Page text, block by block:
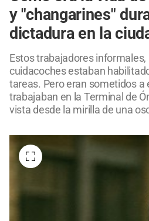
y "changarines"
dictadura en la
Estos trabajadores
cuidacoches estaban
tareas. Pero eran sometidos a
trabajaban en la Terminal de
vista desde la mirilla de una